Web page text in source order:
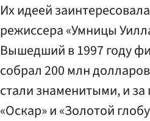
Их идеей
режиссера «Умницы
Вышедший в 1997 году
собрал 200 млн
стали знаменитыми, и
«Оскар» и «Золотой